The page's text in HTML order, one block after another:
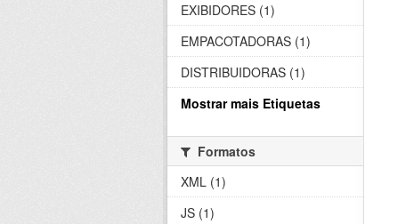
EXIBIDORES (1)
EMPACOTADORAS (1)
DISTRIBUIDORAS (1)
Mostrar mais Etiquetas
Formatos
XML (1)
JS (1)